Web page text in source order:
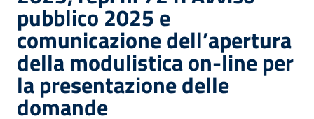
pubblico 2025 e
comunicazione dell’apertura
della modulistica on-line per
la presentazione delle
domande